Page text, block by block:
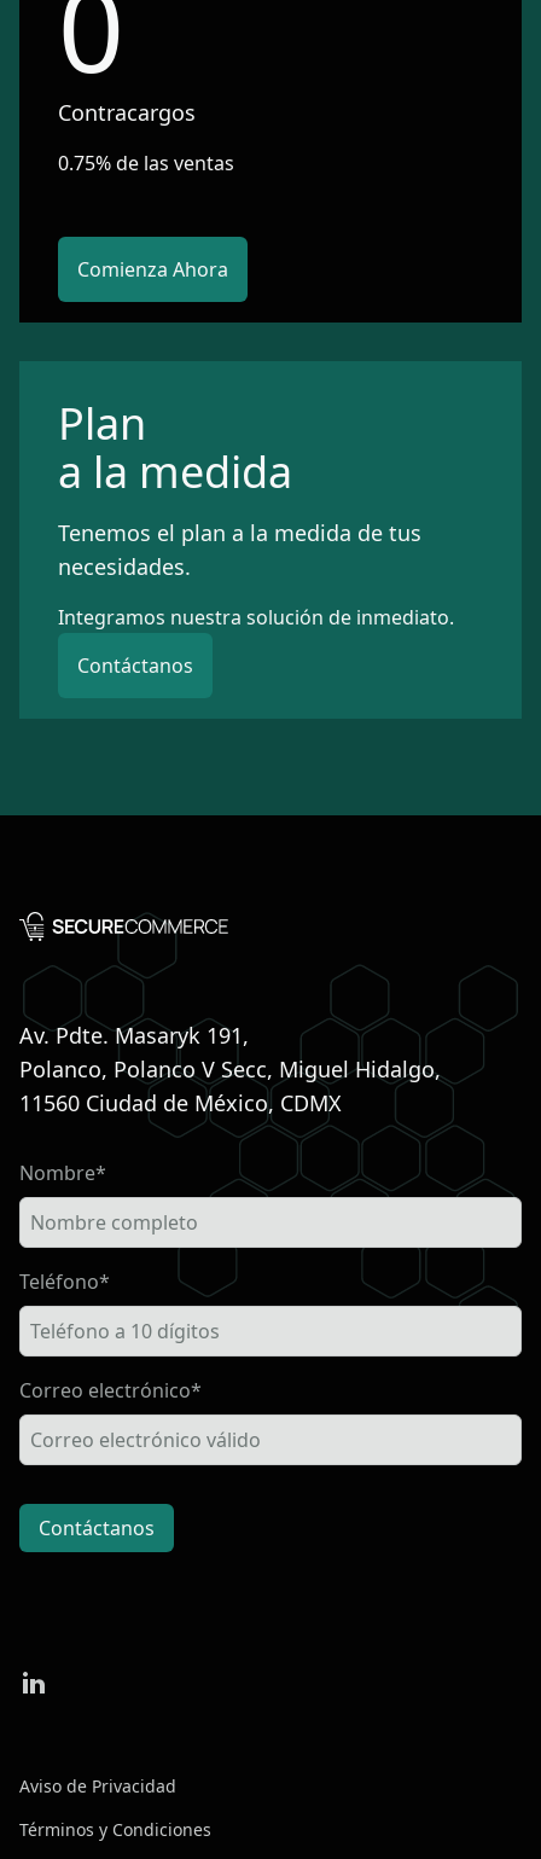
Contracargos
0.75% de las ventas
Comienza Ahora
Plan
a la medida
Tenemos el plan a la medida de tus
necesidades.
Integramos nuestra solución de inmediato.
Contáctanos
Av. Pdte. Masaryk 191,
Polanco, Polanco V Secc, Miguel Hidalgo,
11560 Ciudad de México, CDMX
Nombre*
Teléfono*
Correo electrónico*
Contáctanos
Aviso de Privacidad
Términos y Condiciones